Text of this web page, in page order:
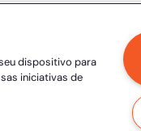
Trabalhe Conosco
LLM
dispositivo para
iniciativas de